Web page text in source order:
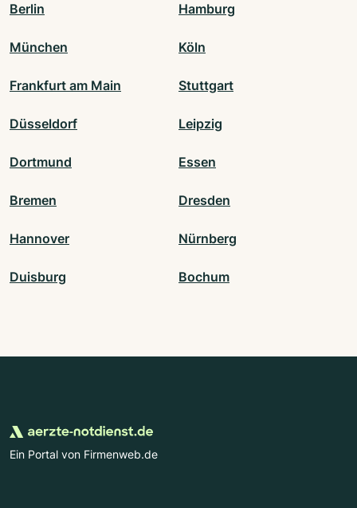
Berlin Hamburg
München Köln
Frankfurt am Main Stuttgart
Düsseldorf Leipzig
Dortmund Essen
Bremen Dresden
Hannover Nürnberg
Duisburg Bochum
Ein Portal von Firmenweb.de